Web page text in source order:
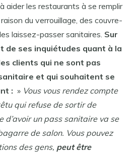
aider les restaurants à se remplir
du verrouillage, des couvre-
laissez-passer sanitaires. Sur
de ses inquiétudes quant à la
clients qui ne sont pas
et qui souhaitent se
: » Vous vous rendez compte
qui refuse de sortir de
d’avoir un pass sanitaire va se
de salon. Vous pouvez
des gens, peut être